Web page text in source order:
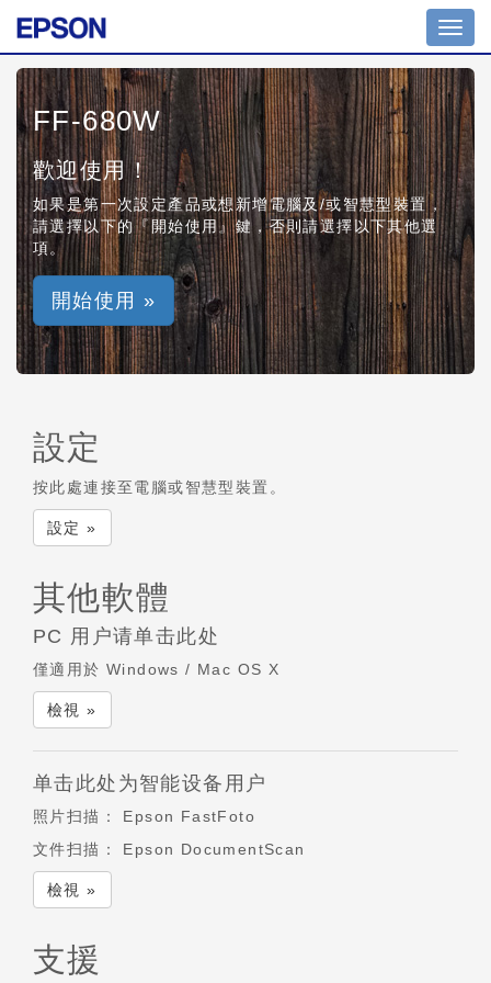
FF-680W
歡迎使用！
如果是第一次設定產品或想新增電腦及/或智慧型裝置，
請選擇以下的『開始使用』鍵，否則請選擇以下其他選
項。
開始使用 »
設定
按此處連接至電腦或智慧型裝置。
設定 »
其他軟體
PC 用户请单击此处
僅適用於 Windows / Mac OS X
檢視 »
单击此处为智能设备用户
照片扫描： Epson FastFoto
文件扫描： Epson DocumentScan
檢視 »
支援